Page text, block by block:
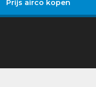
Prijs airco kopen